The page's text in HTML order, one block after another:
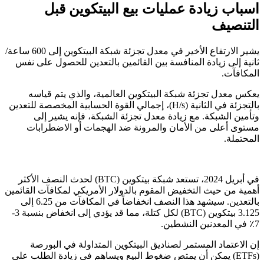
اسباب زيادة عمليات بيع البيتكوين قبل
التنصيف
يشير الارتفاع الأخير في معدل تجزئة شبكة البيتكوين إلى 600 ساعة/
ثانية إلى زيادة المنافسة بين القائمين بالتعدين للحصول على نفس
المكافآت.
يعكس معدل تجزئة شبكة البيتكوين العالمية، والذي يتم قياسه
بالتجزئة في الثانية (H/s)، إجمالي القوة الحسابية المخصصة للتعدين
وتأمين الشبكة. مع زيادة معدل تجزئة الشبكة، فإنه يشير إلى
مستوى أعلى من الأمان والمرونة ضد الهجمات أو الاضطرابات
المحتملة.
في أبريل 2024، تستعد شبكة بيتكوين (BTC) لحدث النصف الأكثر
أهمية من حيث التخفيض المقوم بالدولار الأمريكي لمكافآت القائمين
بالتعدين. سيشهد هذا النصف انخفاضاً في المكافآت من 6.25 إلى
3.125 بيتكوين (BTC) لكل كتلة، مما قد يؤدي إلى انخفاض بنسبة 3-
7٪ في المعدنين النشطين.
إن الاعتماد المستمر لصناديق البيتكوين المتداولة في البورصة
(ETFs) يمكن أن يمتص ضغوط البيع ويساهم في زيادة الطلب على